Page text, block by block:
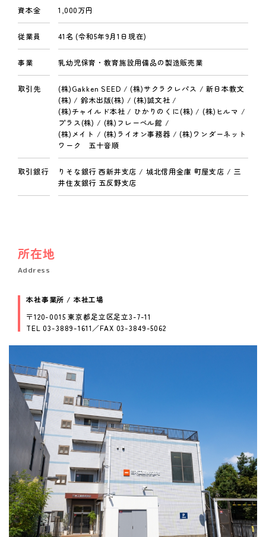
これまでも、これからも、安心と安全を。
Peace of mind and safety, until now and more.
01 Our Concept
資本金 1,000万円
従業員 41名 (令和5年9月1日現在)
事業 乳幼児保育・教育施設用備品の製造販売業
取引先
(株)Gakken SEED / (株)サクラクレパス / 新日本教文
(株) / 鈴木出版(株) / (株)誠文社 /
(株)チャイルド本社 / ひかりのくに(株) / (株)ヒルマ /
プラス(株) / (株)フレーベル館 /
(株)メイト / (株)ライオン事務器 / (株)ワンダーネット
ワーク 五十音順
取引銀行
りそな銀行 西新井支店 / 城北信用金庫 町屋支店 / 三
井住友銀行 五反野支店
所在地
Address
本社事業所 / 本社工場
〒120-0015 東京都足立区足立3-7-11
TEL 03-3889-1611／FAX 03-3849-5062